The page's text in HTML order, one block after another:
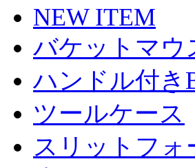
NEW ITEM
バケットマウ
ハンドル付き
ツールケース
スリットフォ